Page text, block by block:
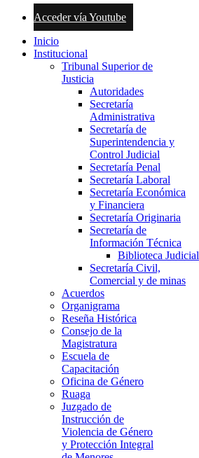
Acceder vía Youtube
Inicio
Institucional
Tribunal Superior de
Justicia
Autoridades
Secretaría
Administrativa
Secretaría de
Superintendencia y
Control Judicial
Secretaría Penal
Secretaría Laboral
Secretaría Económica
y Financiera
Secretaría Originaria
Secretaría de
Información Técnica
Biblioteca Judicial
Secretaría Civil,
Comercial y de minas
Acuerdos
Organigrama
Reseña Histórica
Consejo de la
Magistratura
Escuela de
Capacitación
Oficina de Género
Ruaga
Juzgado de
Instrucción de
Violencia de Género
y Protección Integral